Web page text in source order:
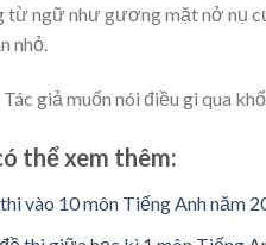
từ ngữ như gương mặt nở nụ
nhỏ.
Tác giả muốn nói điều gì qua
thể xem thêm:
vào 10 môn Tiếng Anh năm